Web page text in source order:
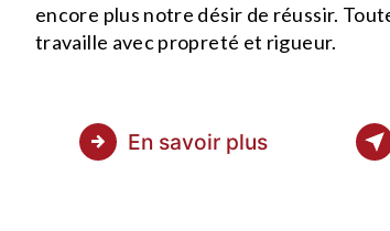
encore plus notre désir de réussir.
travaille avec propreté et rigueur.
En savoir plus